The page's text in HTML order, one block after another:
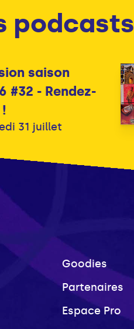
podcasts
saison
#32 - Rendez-
31 juillet
Goodies
Partenaires
Espace Pro